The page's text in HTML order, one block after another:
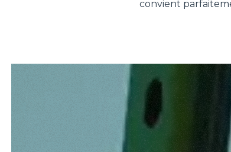
convient